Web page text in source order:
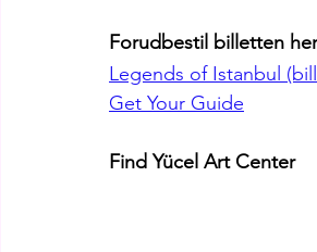
Forudbestil billetten her
Legends of Istanbul
Get Your Guide
Find Yücel Art Center